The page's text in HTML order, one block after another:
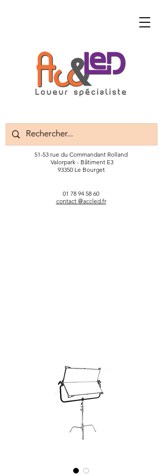
51-53 rue du Commandant Rolland
Valorpark - Bâtiment E3
93350 Le Bourget
01 78 94 58 60
contact @accled.fr